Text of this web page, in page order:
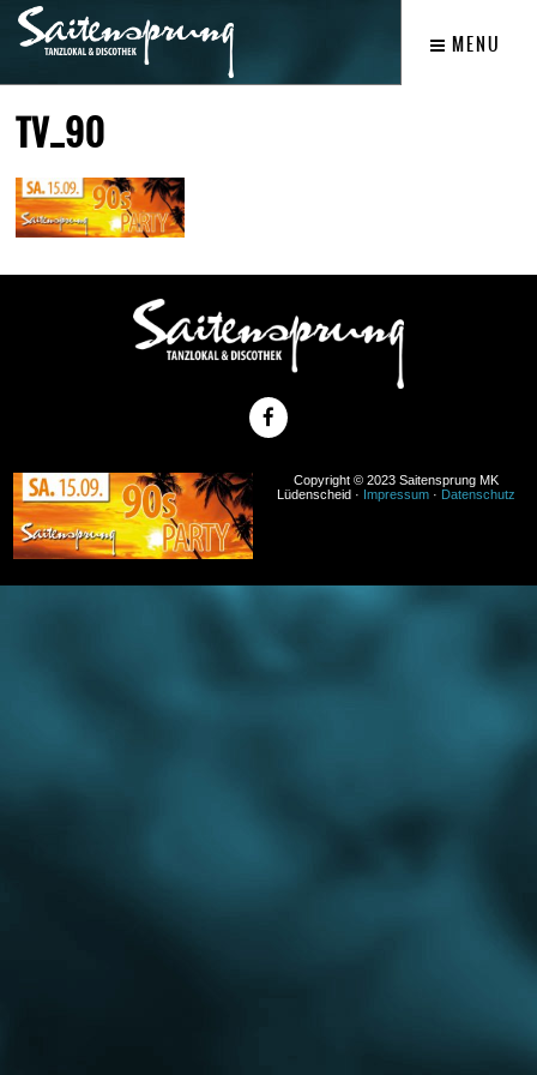
MENU
TV_90
Copyright © 2023 Saitensprung MK
Lüdenscheid · Impressum· Datenschutz